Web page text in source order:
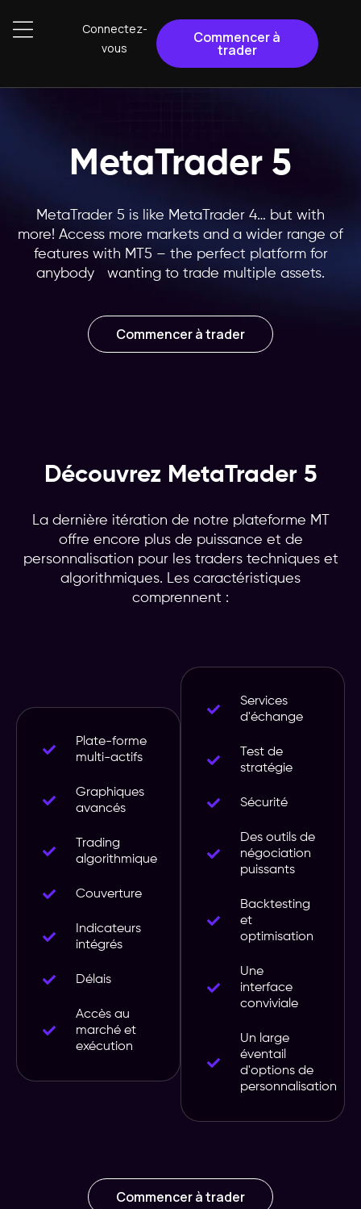
Connectez-
vous
Commencer à
trader
MetaTrader 5
MetaTrader 5 is like MetaTrader 4… but with
more! Access more markets and a wider range of
features with MT5 – the perfect platform for
anybody wanting to trade multiple assets.
Commencer à trader
Découvrez MetaTrader 5
La dernière itération de notre plateforme MT
offre encore plus de puissance et de
personnalisation pour les traders techniques et
algorithmiques. Les caractéristiques
comprennent :
Plate-forme
multi-actifs
Graphiques
avancés
Trading
algorithmique
Couverture
Indicateurs
intégrés
Délais
Accès au
marché et
exécution
Services
d'échange
Test de
stratégie
Sécurité
Des outils de
négociation
puissants
Backtesting
et
optimisation
Une
interface
conviviale
Un large
éventail
d'options de
personnalisation
Commencer à trader